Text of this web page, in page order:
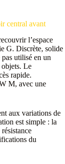
central avant
l’espace
G. Discrète, solide
utilisé en un
objets. Le
rapide.
M, avec une
aux variations de
est simple : la
du